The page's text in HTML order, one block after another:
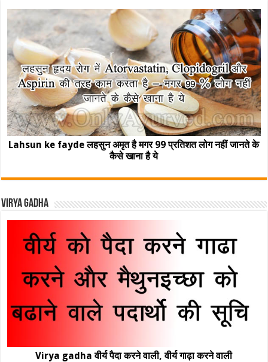
Lahsun ke fayde लहसुन अमृत है मगर 99 प्रतिशत लोग नहीं जानते के
कैसे खाना है ये
Virya Gadha
Virya gadha वीर्य पैदा करने वाली, वीर्य गाढ़ा करने वाली